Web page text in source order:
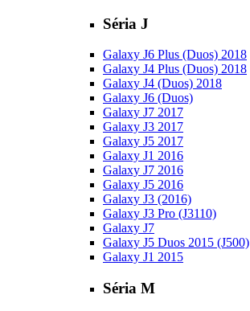
Séria J
Galaxy J6 Plus (Duos) 2018
Galaxy J4 Plus (Duos) 2018
Galaxy J4 (Duos) 2018
Galaxy J6 (Duos)
Galaxy J7 2017
Galaxy J3 2017
Galaxy J5 2017
Galaxy J1 2016
Galaxy J7 2016
Galaxy J5 2016
Galaxy J3 (2016)
Galaxy J3 Pro (J3110)
Galaxy J7
Galaxy J5 Duos 2015 (J500)
Galaxy J1 2015
Séria M